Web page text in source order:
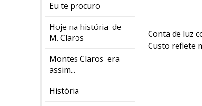
Eu te procuro
Hoje na história de
M. Claros
Montes Claros era
assim...
História
Conta de luz
Custo reflete